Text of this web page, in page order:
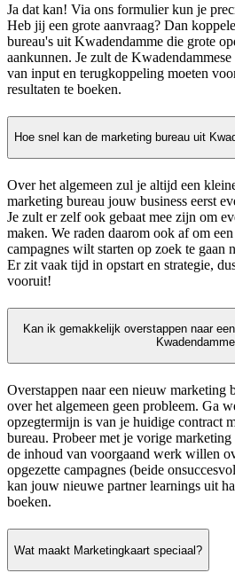
Ja dat kan! Via ons formulier kun je
Heb jij een grote aanvraag? Dan
bureau's uit Kwadendamme die grote
aankunnen. Je zult de
van input en terugkoppeling moeten
resultaten te boeken.
Hoe snel kan de marketing bureau uit
Over het algemeen zul je altijd een
marketing bureau jouw business eerst
Je zult er zelf ook gebaat mee zijn om
maken. We raden daarom ook af om
campagnes wilt starten op zoek te gaan
Er zit vaak tijd in opstart en strategie,
vooruit!
Kan ik gemakkelijk overstappen naar
Overstappen naar een nieuw marketing
over het algemeen geen probleem. Ga
opzegtermijn is van je huidige contract
bureau. Probeer met je vorige
de inhoud van voorgaand werk willen
opgezette campagnes (beide
kan jouw nieuwe partner learnings uit
boeken.
Wat maakt Marketingkaart speciaal?